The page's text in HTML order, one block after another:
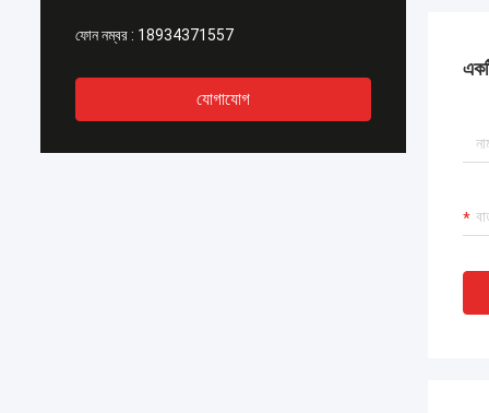
ফোন নম্বর : 18934371557
যোগাযোগ